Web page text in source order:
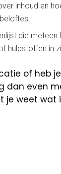
inhoud en
die meteen
hulpstoffen in
of heb
dan even
je weet wat